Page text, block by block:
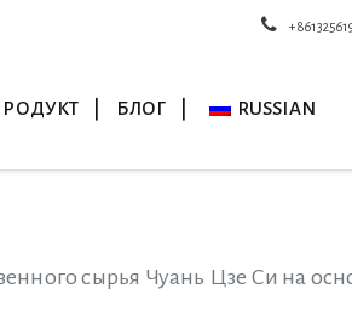
БЛОГ RUSSIAN
сырья Чуань Цзе Си на